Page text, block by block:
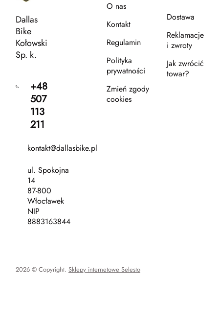
Dallas
Bike
Kołowski
Sp. k.
+48
507
113
211
kontakt@dallasbike.pl
ul. Spokojna
14
87-800
Włocławek
NIP
8883163844
O nas
Kontakt
Regulamin
Polityka
prywatności
Zmień zgody
cookies
Dostawa
Reklamacje
i zwroty
Jak zwrócić
towar?
2026 © Copyright. Sklepy internetowe Selesto